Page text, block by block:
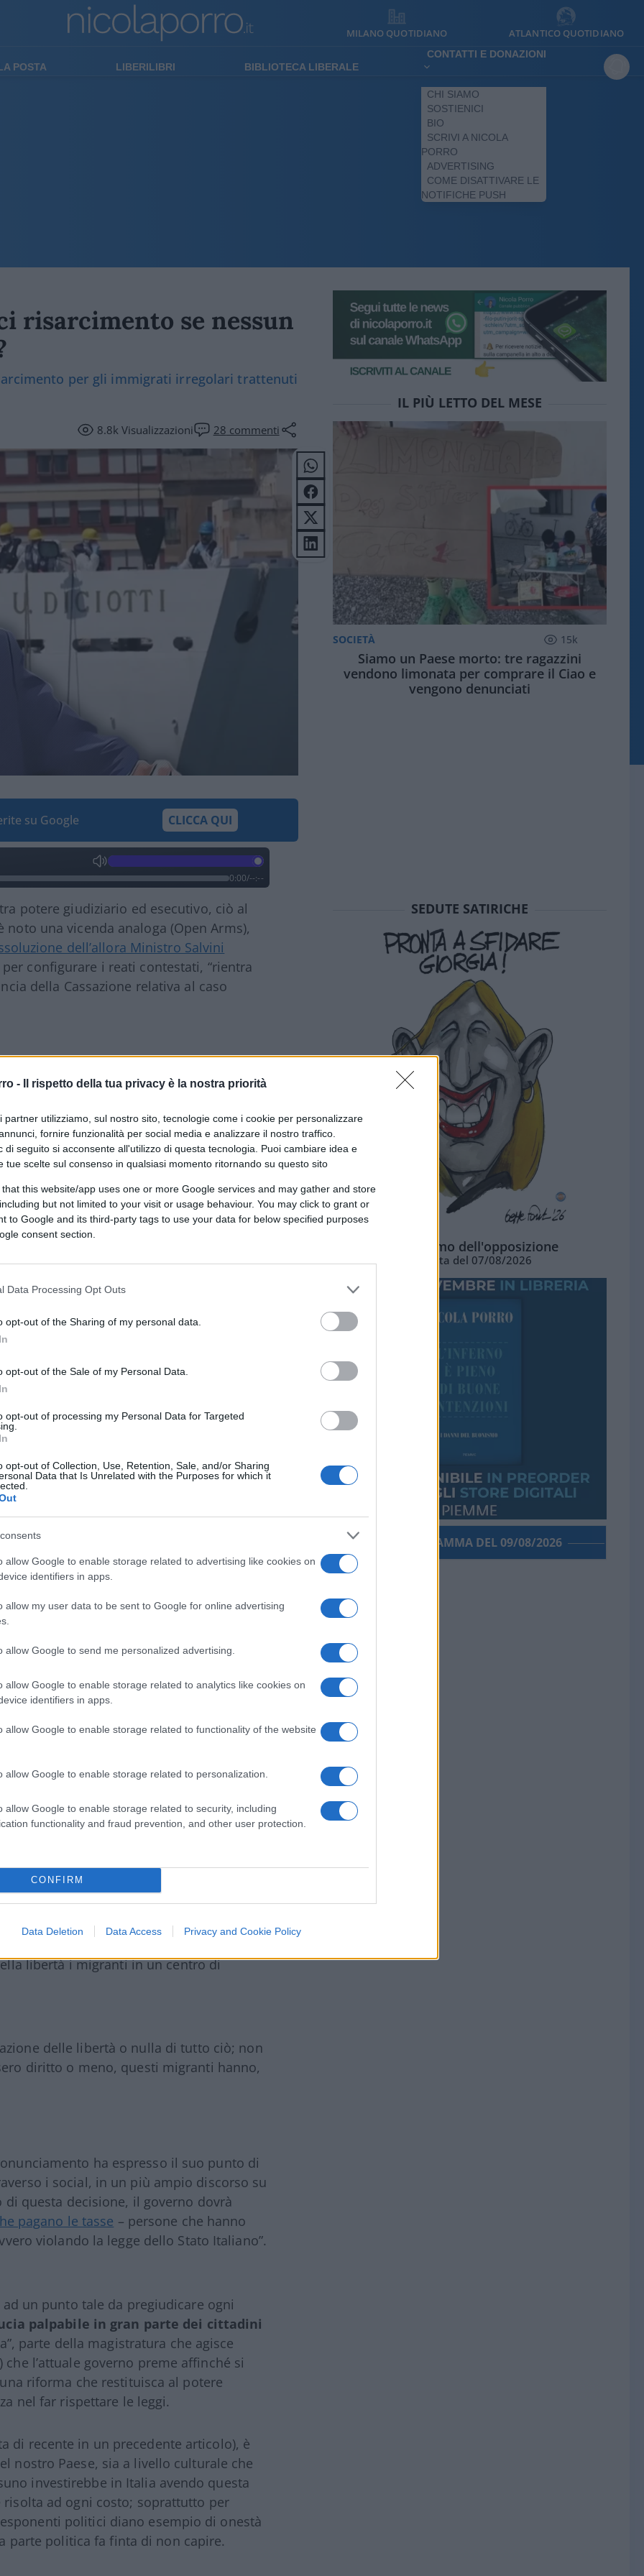
- Il rispetto della tua privacy è la nostra priorità
partner utilizziamo, sul nostro sito, tecnologie come i cookie per personalizzare
fornire funzionalità per social media e analizzare il nostro traffico.
di seguito si acconsente all'utilizzo di questa tecnologia. Puoi cambiare idea e
tue scelte sul consenso in qualsiasi momento ritornando su questo sito
that this website/app uses one or more Google services and may gather and store
but not limited to your visit or usage behaviour. You may click to grant or
to Google and its third-party tags to use your data for below specified purposes
consent section.
Data Processing Opt Outs
opt-out of the Sharing of my personal data.
opt-out of the Sale of my Personal Data.
opt-out of processing my Personal Data for Targeted
opt-out of Collection, Use, Retention, Sale, and/or Sharing
Data that Is Unrelated with the Purposes for which it
allow Google to enable storage related to advertising like cookies on
identifiers in apps.
allow my user data to be sent to Google for online advertising
allow Google to send me personalized advertising.
allow Google to enable storage related to analytics like cookies on
identifiers in apps.
allow Google to enable storage related to functionality of the website
allow Google to enable storage related to personalization.
allow Google to enable storage related to security, including
functionality and fraud prevention, and other user protection.
CONFIRM
Data Deletion Data Access Privacy and Cookie Policy
MILANO QUOTIDIANO ATLANTICO QUOTIDIANO
POSTA LIBERILIBRI BIBLIOTECA LIBERALE
CONTATTI E DONAZIONI
CHI SIAMO
SOSTIENICI
BIO
SCRIVI A NICOLA
PORRO
ADVERTISING
COME DISATTIVARE LE
NOTIFICHE PUSH
risarcimento se nessun
per gli immigrati irregolari trattenuti
8.8kVisualizzazioni 28 commenti
su Google CLICCA QUI
0:00/--:--
potere giudiziario ed esecutivo, ciò al
noto una vicenda analoga (Open Arms),
dell’allora Ministro Salvini
configurare i reati contestati, “rientra
della Cassazione relativa al caso
(dell’epoca ma ne risponde quello
irregolari, accettando il ricorso degli
che il trattenimento sulla nave fu “atto
per gli stessi”.
Ministro Salvini
del reato, che, a rigor di logica, avrebbe
di assoluzione per il Ministro Salvini
l’intento di
e flebile appiglio al fine di “creare la
di Salvini, cui veniva
, è in totale antitesi con la sentenza di
di persona, per una condotta
oggi la “privazione della libertà”?
stabilisce che il reato di sequestro di
priva taluno della libertà
sei mesi ad otto anni”.
Togati del Tribunale di Palermo, non vi
cita l’art. 605,
una simile “contraddizione”, sebbene
irregolari
che gliimmigrati irregolari
i confini illegalmente, una volta
d’identificazione in attesa di
nel nostro Paese.
citata identificazione ed accertamento
rimpatriati… questi immigrati non
accaduto sia per il caso Diciotti che
state ottemperate le norme del
di prestare soccorso ai migranti tratti in
libertà i migranti in un centro di
delle libertà o nulla di tutto ciò; non
diritto o meno, questi migranti hanno,
ha espresso il suo punto di
i social, in un più ampio discorso su
di questa decisione, il governo dovrà
pagano le tasse – persone che hanno
violando la legge dello Stato Italiano”.
un punto tale da pregiudicare ogni
palpabile in gran parte dei cittadini
parte della magistratura che agisce
l’attuale governo preme affinché si
riforma che restituisca al potere
nel far rispettare le leggi.
di recente in un precedente articolo), è
nostro Paese, sia a livello culturale che
investirebbe in Italia avendo questa
risolta ad ogni costo; soprattutto per
politici diano esempio di onestà
parte politica fa finta di non capire.
IL PIÙ LETTO DEL MESE
SOCIETÀ 15k
Siamo un Paese morto: tre ragazzini
vendono limonata per comprare il Ciao e
vengono denunciati
SEDUTE SATIRICHE
L'ottimismo dell'opposizione
Vignetta del 07/08/2026
PORROGRAMMA DEL 09/08/2026